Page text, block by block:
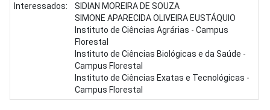
Interessados:
SIDIAN MOREIRA DE SOUZA
SIMONE APARECIDA OLIVEIRA EUSTÁQUIO
Instituto de Ciências Agrárias - Campus
Florestal
Instituto de Ciências Biológicas e da Saúde -
Campus Florestal
Instituto de Ciências Exatas e Tecnológicas -
Campus Florestal